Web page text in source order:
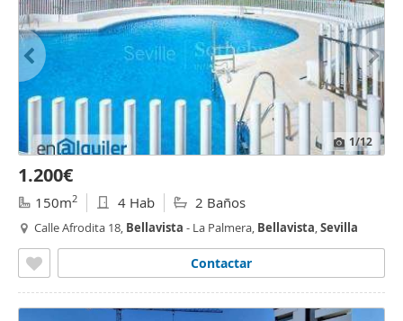
1/12
1.200€
150m2 4 Hab 2 Baños
Calle Afrodita 18, Bellavista - La Palmera, Bellavista,Sevilla
Contactar